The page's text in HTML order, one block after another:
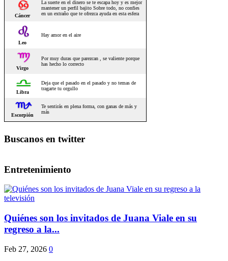
Buscanos en twitter
Entretenimiento
Quiénes son los invitados de Juana Viale en su
regreso a la...
Feb 27, 2026 0